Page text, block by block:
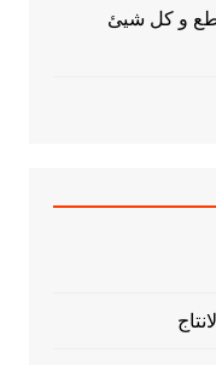
و كل شيئ